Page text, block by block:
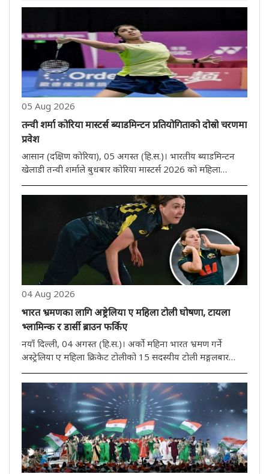
05 Aug 2026
तन्वी शर्मा कोरिया मास्टर्स ब्याडमिन्टन प्रतियोगिताको दोस्रो चरणमा
प्रवेश
आसान (दक्षिण कोरिया), 05 अगस्त (हि.स.)। भारतीय ब्याडमिन्टन
खेलाडी तन्वी शर्माले बुधबार कोरिया मास्टर्स 2026 को महिला
वर्षीया तन्वीले चीनकी युआन आन चीलाई सिधा गेम 21-16, 21-15
04 Aug 2026
भारत भ्रमणका लागि अष्ट्रेलिया ए महिला टोली घोषणा, टायला
भ्लामिन्क र डार्सी ब्राउन फर्किए
नयाँ दिल्ली, 04 अगस्त (हि.स.)। अर्को महिना भारत भ्रमण गर्ने
अस्ट्रेलिया ए महिला क्रिकेट टोलीको 15 सदस्यीय टोली मङ्गलबार
ब्राउनले टोलीको पेस आक्रमणको नेतृत्व गर्नेछन्। यो भ्रमण तीन
हप्तास..